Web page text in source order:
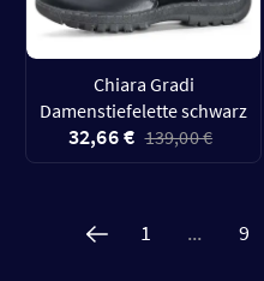
Chiara Gradi
Damenstiefelette schwarz
32,66 € 139,00 €
1 ... 9